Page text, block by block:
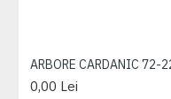
0,00 Lei